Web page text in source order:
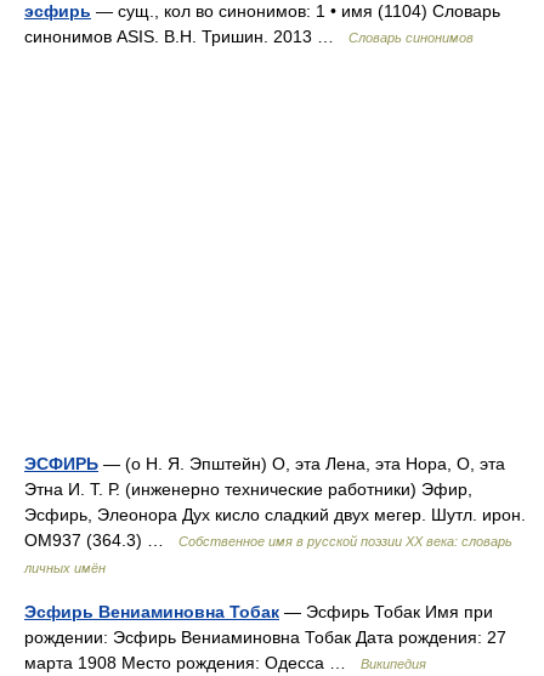
эсфирь — сущ., кол во синонимов: 1 • имя (1104) Словарь
синонимов ASIS. В.Н. Тришин. 2013 …
Словарь синонимов
ЭСФИРЬ — (о Н. Я. Эпштейн) О, эта Лена, эта Нора, О, эта
Этна И. Т. Р. (инженерно технические работники) Эфир,
Эсфирь, Элеонора Дух кисло сладкий двух мегер. Шутл. ирон.
ОМ937 (364.3) …
Собственное имя в русской поэзии XX века: словарь
личных имён
Эсфирь Вениаминовна Тобак — Эсфирь Тобак Имя при
рождении: Эсфирь Вениаминовна Тобак Дата рождения: 27
марта 1908 Место рождения: Одесса …
Википедия